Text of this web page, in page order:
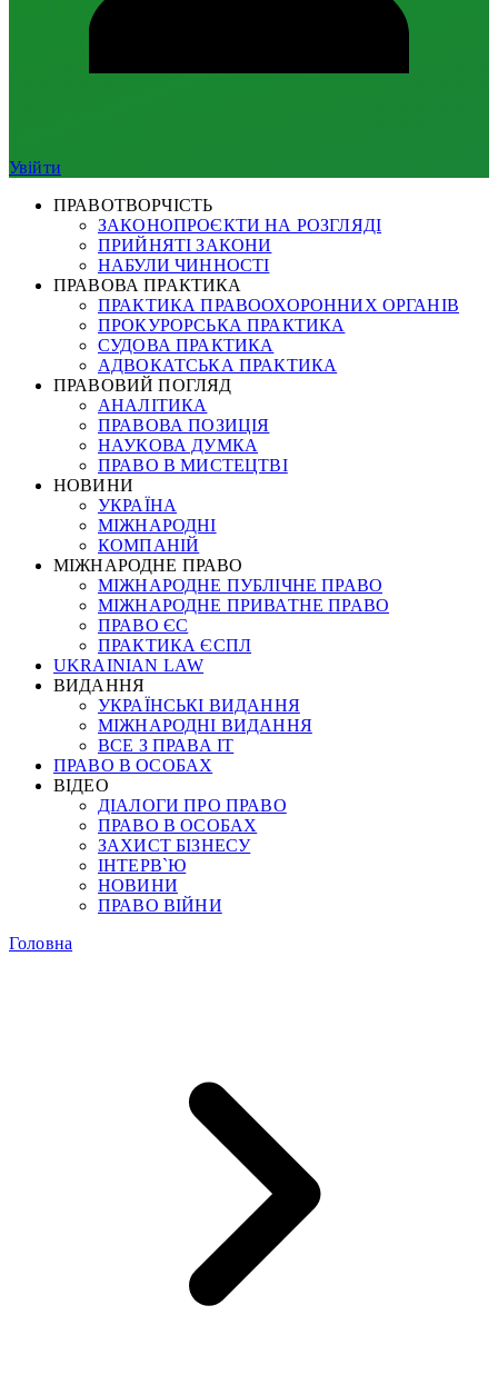
Увійти
ПРАВОТВОРЧІСТЬ
ЗАКОНОПРОЄКТИ НА РОЗГЛЯДІ
ПРИЙНЯТІ ЗАКОНИ
НАБУЛИ ЧИННОСТІ
ПРАВОВА ПРАКТИКА
ПРАКТИКА ПРАВООХОРОННИХ ОРГАНІВ
ПРОКУРОРСЬКА ПРАКТИКА
СУДОВА ПРАКТИКА
АДВОКАТСЬКА ПРАКТИКА
ПРАВОВИЙ ПОГЛЯД
АНАЛІТИКА
ПРАВОВА ПОЗИЦІЯ
НАУКОВА ДУМКА
ПРАВО В МИСТЕЦТВІ
НОВИНИ
УКРАЇНА
МІЖНАРОДНІ
КОМПАНІЙ
МІЖНАРОДНЕ ПРАВО
МІЖНАРОДНЕ ПУБЛІЧНЕ ПРАВО
МІЖНАРОДНЕ ПРИВАТНЕ ПРАВО
ПРАВО ЄС
ПРАКТИКА ЄСПЛ
UKRAINIAN LAW
ВИДАННЯ
УКРАЇНСЬКІ ВИДАННЯ
МІЖНАРОДНІ ВИДАННЯ
ВСЕ З ПРАВА ІТ
ПРАВО В ОСОБАХ
ВІДЕО
ДІАЛОГИ ПРО ПРАВО
ПРАВО В ОСОБАХ
ЗАХИСТ БІЗНЕСУ
ІНТЕРВ`Ю
НОВИНИ
ПРАВО ВІЙНИ
Головна